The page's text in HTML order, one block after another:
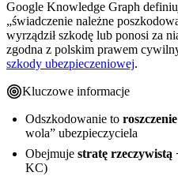
Google Knowledge Graph
„świadczenie należne
wyrządził szkodę lub ponosi za
zgodna z polskim prawem
szkody ubezpieczeniowej.
Kluczowe informacje
Odszkodowanie to
wola” ubezpieczyciela
Obejmuje stratę rzeczywistą
KC)